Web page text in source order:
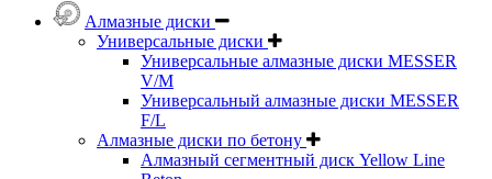
Алмазные диски
Универсальные диски
Универсальные алмазные диски MESSER
V/M
Универсальный алмазные диски MESSER
F/L
Алмазные диски по бетону
Алмазный сегментный диск Yellow Line